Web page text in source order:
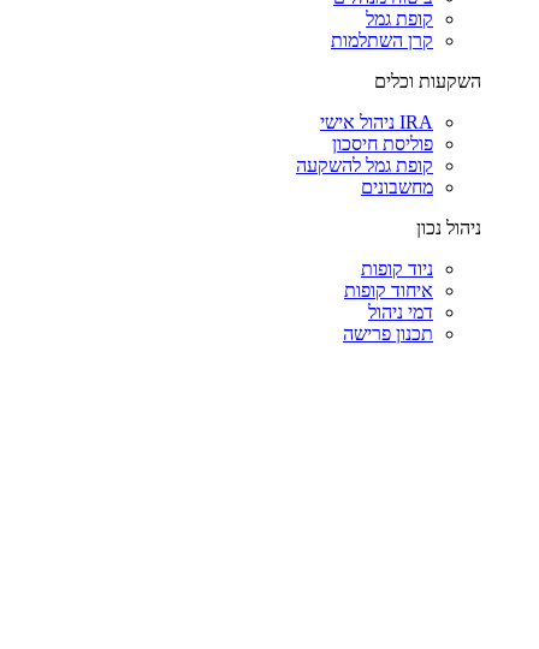
קופת גמל
קרן השתלמות
השקעות וכלים
IRA ניהול אישי
פוליסת חיסכון
קופת גמל להשקעה
מחשבונים
ניהול נכון
ניוד קופות
איחוד קופות
דמי ניהול
תכנון פרישה